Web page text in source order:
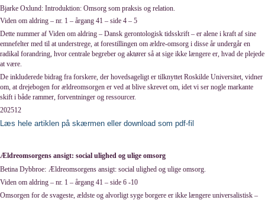
Bjarke Oxlund: Introduktion: Omsorg som praksis og relation.
Viden om aldring – nr. 1 – årgang 41 – side 4 – 5
Dette nummer af Viden om aldring – Dansk gerontologisk tidsskrift – er alene i kraft af sine
emnefelter med til at understrege, at forestillingen om ældre-omsorg i disse år undergår en
radikal forandring, hvor centrale begreber og aktører så at sige ikke længere er, hvad de plejede
at være.
De inkluderede bidrag fra forskere, der hovedsageligt er tilknyttet Roskilde Universitet, vidner
om, at drejebogen for ældreomsorgen er ved at blive skrevet om, idet vi ser nogle markante
skift i både rammer, forventninger og ressourcer.
202512
Læs hele artiklen på skærmen eller download som pdf-fil
Ældreomsorgens ansigt: social ulighed og ulige omsorg
Betina Dybbroe: Ældreomsorgens ansigt: social ulighed og ulige omsorg.
Viden om aldring – nr. 1 – årgang 41 – side 6 -10
Omsorgen for de svageste, ældste og alvorligt syge borgere er ikke længere universalistisk –